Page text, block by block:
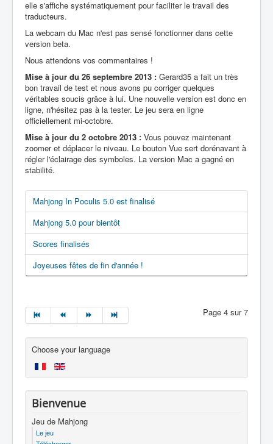
elle s'affiche systématiquement pour faciliter le travail des
traducteurs.
La webcam du Mac n'est pas sensé fonctionner dans cette
version beta.
Nous attendons vos commentaires !
Mise à jour du 26 septembre 2013 : Gerard35 a fait un très
bon travail de test et nous avons pu corriger quelques
véritables soucis grâce à lui. Une nouvelle version est donc en
ligne, n'hésitez pas à la tester. Le jeu sera en ligne
officiellement mi-octobre.
Mise à jour du 2 octobre 2013 : Vous pouvez maintenant
zoomer et déplacer le niveau. Le bouton Vue sert dorénavant à
régler l'éclairage des symboles. La version Mac a gagné en
stabilité.
Mahjong In Poculis 5.0 est finalisé
Mahjong 5.0 pour bientôt
Scores finalisés
Joyeuses fêtes de fin d'année !
Page 4 sur 7
Choose your language
Bienvenue
Jeu de Mahjong
Le jeu